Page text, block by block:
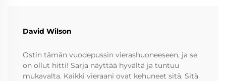
David Wilson
Ostin tämän vuodepussin vierashuoneeseen, ja se
on ollut hitti! Sarja näyttää hyvältä ja tuntuu
mukavalta. Kaikki vieraani ovat kehuneet sitä. Sitä